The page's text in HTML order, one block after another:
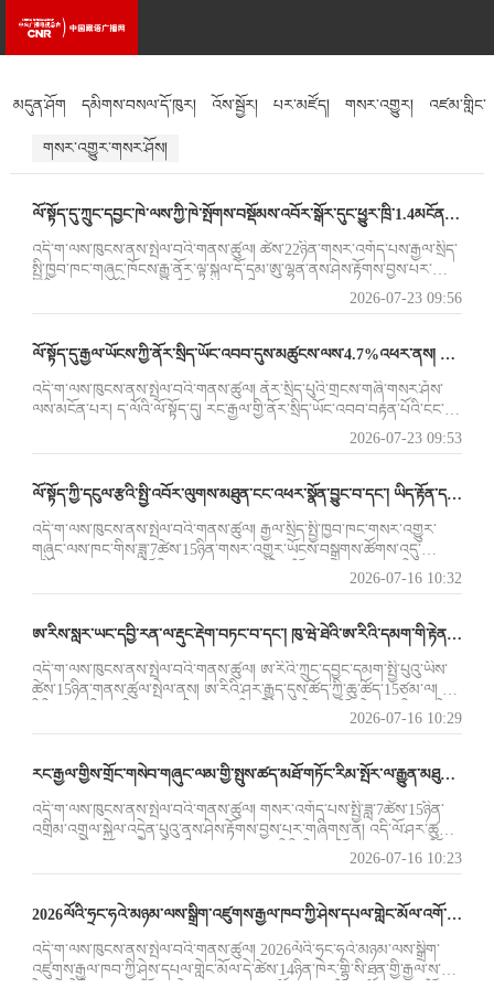
མདུན་ཤོག དམིགས་བསལ་དོ་ཁུར། འོས་སྦྱོར། པར་མཛོད། གསར་འགྱུར། འཛམ་གླིང་
སྐར་ཁུངས།
གསར་འགྱུར་གསར་ཤོས།
ལོ་སྟོད་དུ་ཀྲུང་དབྱང་ཁེ་ལས་ཀྱི་ཁེ་སྤོགས་བསྡོམས་འབོར་སྒོར་དུང་ཕྱུར་ཁྲི་1.4མངོན་འགྱུར་བྱུང་བ་དང་། འཁོར་སྐྱོད་ཀྱི་རྣམ་པ་བརྟན་པོའི་ངང་ལེགས་སུ་ཕྱིན་པ།
འདི་ག་ལས་ཁུངས་ནས་སྤེལ་བའི་གནས་ཚུལ། ཚེས་22ཉིན་གསར་འགོད་པས་རྒྱལ་སྲིད་
སྤྱི་ཁྱབ་ཁང་གཞུང་ཁོངས་རྒྱུ་ནོར་ལྟ་སྐུལ་དོ་དམ་ཨུ་ལྷན་ནས་ཤེས་རྟོགས་བྱས་པར་
2026-07-23 09:56
ལོ་སྟོད་དུ་རྒྱལ་ཡོངས་ཀྱི་ནོར་སྲིད་ཡོང་འབབ་དུས་མཚུངས་ལས་4.7%འཕར་ནས། དམངས་འཚོ་སོགས་གཙོ་གནད་ཁྱབ་ཁོངས་འགན་ལེན་ནུས་ལྡན་བྱུང་བ།
འདི་ག་ལས་ཁུངས་ནས་སྤེལ་བའི་གནས་ཚུལ། ནོར་སྲིད་པུའི་གྲངས་གཞི་གསར་ཤོས་
ལས་མངོན་པར། ད་ལོའི་ལོ་སྟོད་དུ། རང་རྒྱལ་གྱི་ནོར་སྲིད་ཡོང་འབབ་བརྟན་པོའི་ངང་
2026-07-23 09:53
ལོ་སྟོད་ཀྱི་དངུལ་རྩའི་སྤྱི་འབོར་ལུགས་མཐུན་ངང་འཕར་སྣོན་བྱུང་བ་དང་། ཡིད་རྟོན་དངུལ་བུན་གྱི་གྲུབ་གཞི་མུ་མཐུད་ལེགས་འགྱུར་ཐུབ་པ།
འདི་ག་ལས་ཁུངས་ནས་སྤེལ་བའི་གནས་ཚུལ། རྒྱལ་སྲིད་སྤྱི་ཁྱབ་ཁང་གསར་འགྱུར་
གཞུང་ལས་ཁང་གིས་ཟླ་7ཚེས་15ཉིན་གསར་འགྱུར་ཡོངས་བསྒྲགས་ཚོགས་འདུ་
འཚོགས་པ་དང་། ཀྲུང་གོ་མི་དམངས་དངུལ་ཁང་གིས་ཡོངས་བསྒྲགས་བྱས་པའི་གྲངས་
གཞི་ལས་མངོན་པར།
2026-07-16 10:32
ཨ་རིས་སླར་ཡང་དབྱི་རན་ལ་རྡུང་རྡེག་བཏང་བ་དང་། ཁུ་ཝེ་ཐེའི་ཨ་རིའི་དམག་གི་རྟེན་གཞི་ཞིག་གི་ཉེ་འགྲམ་དུ་འབར་གས་བྱུང་བ།
འདི་ག་ལས་ཁུངས་ནས་སྤེལ་བའི་གནས་ཚུལ། ཨ་རིའི་ཀྲུང་དབྱང་དམག་སྤྱི་པུའུ་ཡིས་
ཚེས་15ཉིན་གནས་ཚུལ་སྤེལ་ནས། ཨ་རིའི་ཤར་རྒྱུད་དུས་ཚོད་ཀྱི་ཆུ་ཚོད་15ཙམ་ལ། ཨ་
རིའི་དམག་གིས་དབྱི་རན་ལ་དམིགས་ནས་ཉིན་དེར་རྡུང་རྡེག་བྱ་སྤྱོད་ཐེངས་གཉིས་པ་དེ་
སྤེལ་ཡོད་ཅིང་།
2026-07-16 10:29
རང་རྒྱལ་གྱིས་གྲོང་གསེབ་གཞུང་ལམ་གྱི་སྤུས་ཚད་མཐོ་གཏོང་རིམ་སྤོར་ལ་རྒྱུན་མཐུད་ངང་སྐུལ་འདེད་བཏང་བ།
འདི་ག་ལས་ཁུངས་ནས་སྤེལ་བའི་གནས་ཚུལ། གསར་འགོད་པས་སྤྱི་ཟླ་7ཚེས་15ཉིན་
འགྲིམ་འགྲུལ་སྐྱེལ་འདྲེན་པུའུ་ནས་ཤེས་རྟོགས་བྱས་པར་གཞིགས་ན། འདི་ལོ་ཤར་ཚུན།
རང་རྒྱལ་གྱིས་གྲོང་གསེབ་ཀྱི་འགྲིམ་འགྲུལ་རྨང་གཞིའི་སྒྲིག་བཀོད་ལ་མ་དངུལ་གཏོང་
ཤུགས་ཆེ་རུ་བཏང་བ་དང་ཆབས་ཅིག
2026-07-16 10:23
2026ལོའི་ཧྲང་ཧའེ་མཉམ་ལས་སྒྲིག་འཛུགས་རྒྱལ་ཁབ་ཀྱི་ཤེས་དཔལ་གླེང་མོལ་འགོ་ཚུགས་པ།
འདི་ག་ལས་ཁུངས་ནས་སྤེལ་བའི་གནས་ཚུལ། 2026ལོའི་ཧྲང་ཧའེ་མཉམ་ལས་སྒྲིག་
འཛུགས་རྒྱལ་ཁབ་ཀྱི་ཤེས་དཔལ་གླེང་མོལ་དེ་ཚེས་14ཉིན་ཁེར་གྷི་སི་ཐན་གྱི་རྒྱལ་ས་པི་